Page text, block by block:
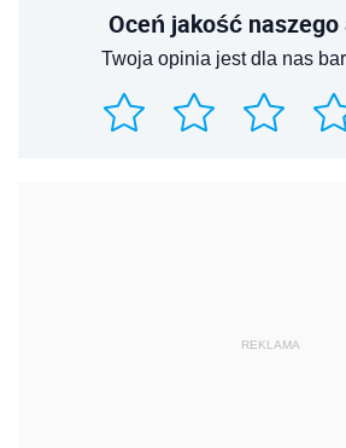
Oceń jakość naszego
Twoja opinia jest dla nas
REKLAMA